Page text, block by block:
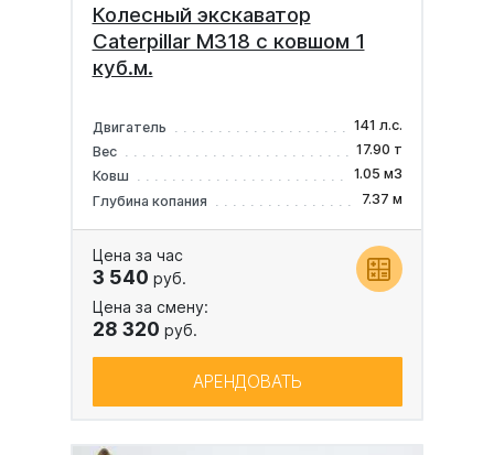
Колесный экскаватор
Caterpillar M318 с ковшом 1
куб.м.
Двигатель
141 л.с.
Вес
17.90 т
Ковш
1.05 м3
Глубина копания
7.37 м
Цена за час
3 540 руб.
Цена за смену:
28 320 руб.
АРЕНДОВАТЬ